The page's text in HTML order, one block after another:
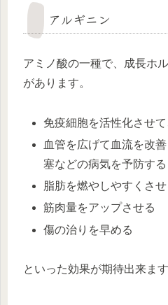
アルギニン
アミノ酸の一種で、成長ホ
があります。
免疫細胞を活性化させ
血管を広げて血流を改
塞などの病気を予防する
脂肪を燃やしやすくさせ
筋肉量をアップさせる
傷の治りを早める
といった効果が期待出来ます